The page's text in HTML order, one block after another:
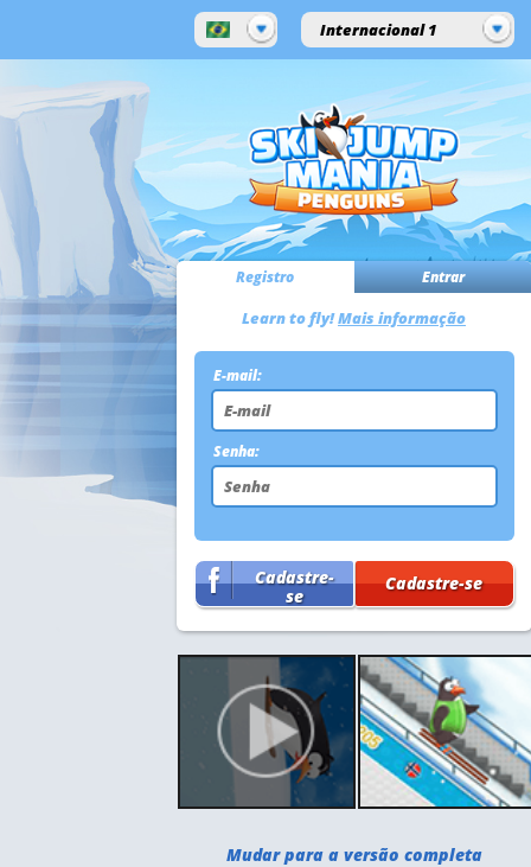
Internacional 1
Registro Entrar
Learn to fly!Mais informação
E-mail:
Senha:
Cadastre-se
Cadastre-
se
Mudar para a versão completa